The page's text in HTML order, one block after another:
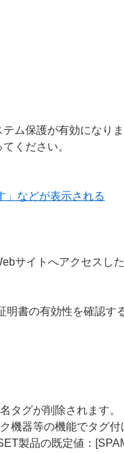
ム保護が有効になりま
ください。
」などが表示される
サイトへアクセスし
書の有効性を確認する
タグが削除されます。
機器等の機能でタグ
製品の既定値：